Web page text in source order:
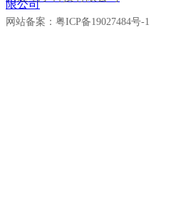
限公司
网站备案：粤ICP备19027484号-1